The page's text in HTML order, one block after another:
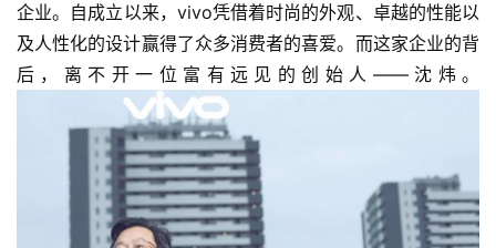
企业。自成立以来，vivo凭借着时尚的外观、卓越的性能以
及人性化的设计赢得了众多消费者的喜爱。而这家企业的背
后，离不开一位富有远见的创始人——沈炜。